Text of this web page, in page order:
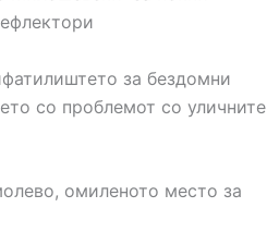
за бездомни
со проблемот со уличните
омиленото место за